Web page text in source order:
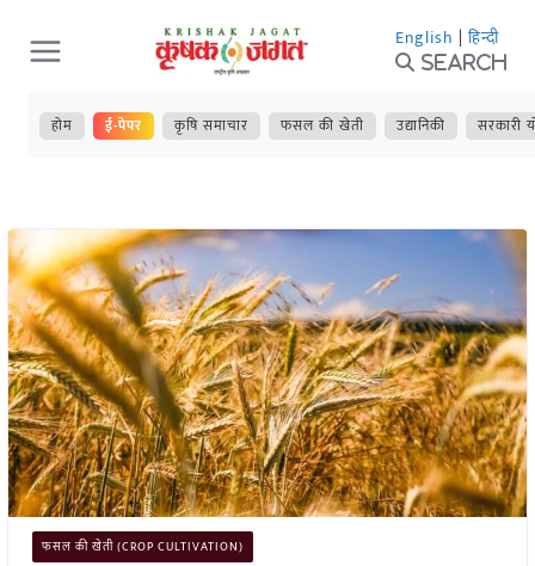
Skip
to
content
English | हिन्दी
Search
होम ई-पेपर कृषि समाचार फसल की खेती उद्यानिकी सरकारी
फसल की खेती (CROP CULTIVATION)